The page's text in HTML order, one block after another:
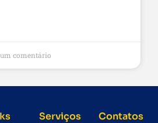
comentário
Serviços Contatos